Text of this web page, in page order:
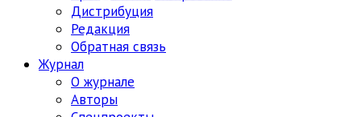
Дистрибуция
Редакция
Обратная связь
Журнал
О журнале
Авторы